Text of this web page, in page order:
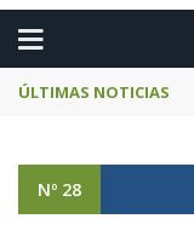
ÚLTIMAS NOTICIAS
Nº 28